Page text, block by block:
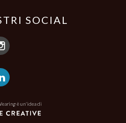
SOCIAL
è un'idea di